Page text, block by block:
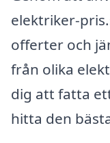
elektriker-
offerter och
från olika
dig att fatta
hitta den